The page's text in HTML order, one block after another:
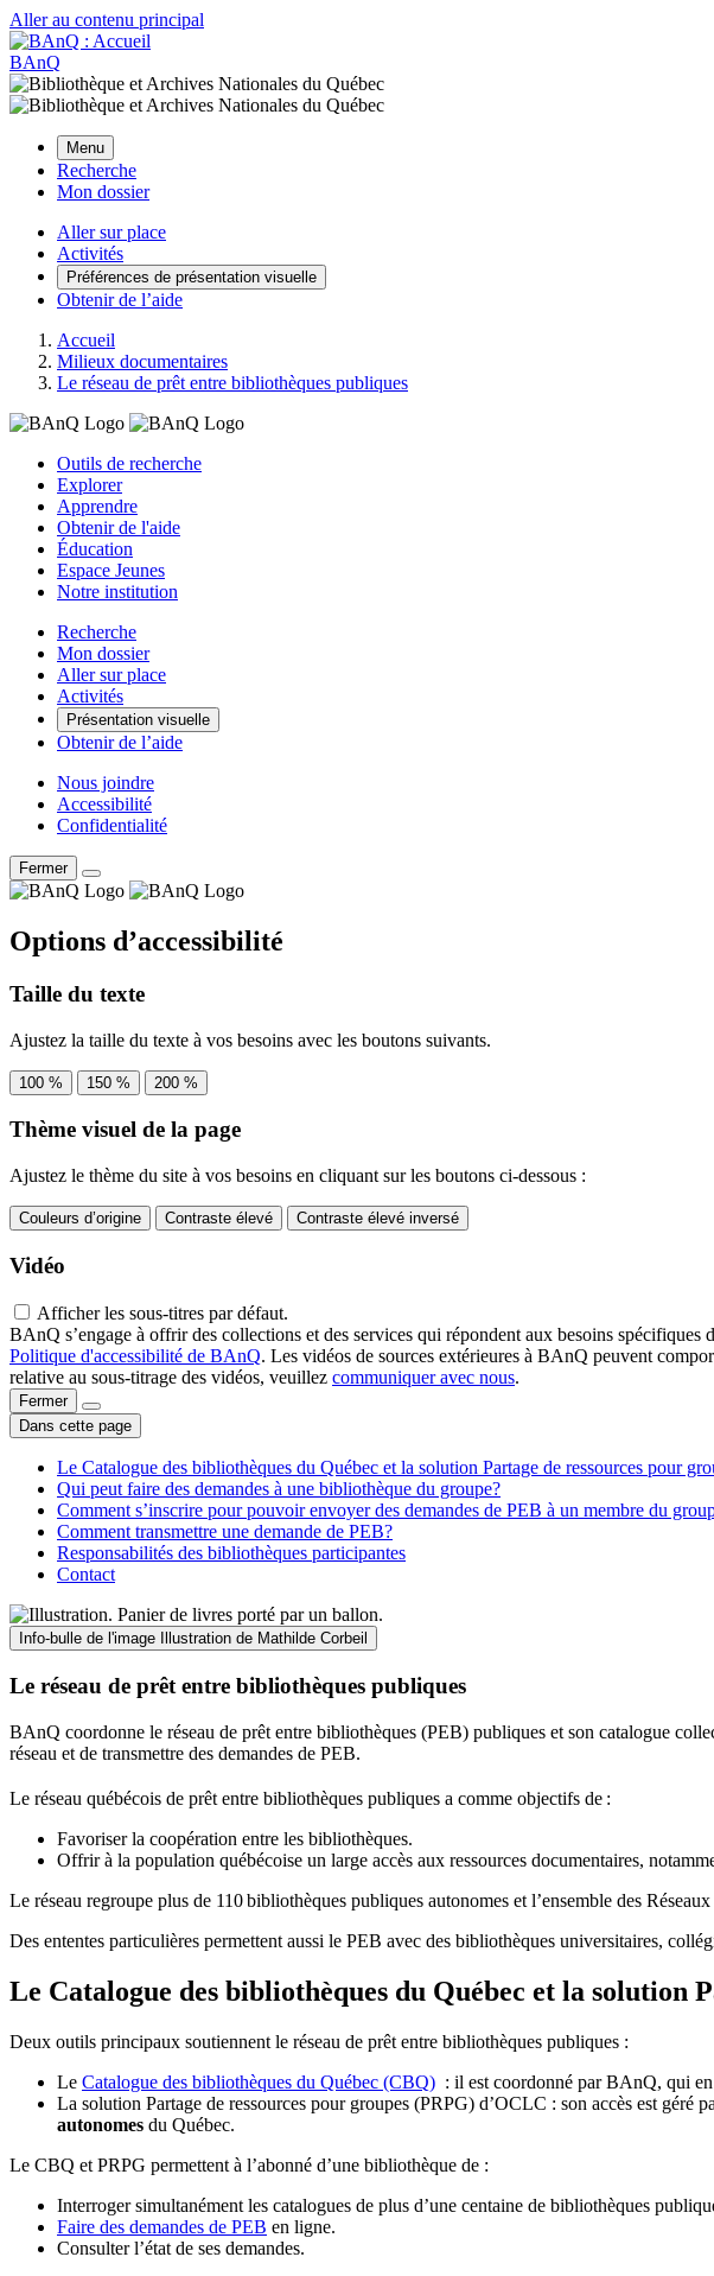
Aller au contenu principal
BAnQ
Menu
Recherche
Mon dossier
Aller sur place
Activités
Préférences de présentation visuelle
Obtenir de l’aide
Accueil
Milieux documentaires
Le réseau de prêt entre bibliothèques publiques
Outils de recherche
Explorer
Apprendre
Obtenir de l'aide
Éducation
Espace Jeunes
Notre institution
Recherche
Mon dossier
Aller sur place
Activités
Présentation visuelle
Obtenir de l’aide
Nous joindre
Accessibilité
Confidentialité
Fermer
Options d’accessibilité
Taille du texte
Ajustez la taille du texte à vos besoins avec les boutons suivants.
100 % 150 % 200 %
Thème visuel de la page
Ajustez le thème du site à vos besoins en cliquant sur les boutons ci-dessous :
Couleurs d’origine Contraste élevé Contraste élevé inversé
Vidéo
Afficher les sous-titres par défaut.
BAnQ s’engage à offrir des collections et des services qui répondent aux besoins spécifiques
Politique d'accessibilité de BAnQ. Les vidéos de sources extérieures à BAnQ peuvent
relative au sous-titrage des vidéos, veuillez communiquer avec nous.
Fermer
Dans cette page
Le Catalogue des bibliothèques du Québec et la solution Partage de ressources pour
Qui peut faire des demandes à une bibliothèque du groupe?
Comment s’inscrire pour pouvoir envoyer des demandes de PEB à un membre du
Comment transmettre une demande de PEB?
Responsabilités des bibliothèques participantes
Contact
Info-bulle de l'image Illustration de Mathilde Corbeil
Le réseau de prêt entre bibliothèques publiques
BAnQ coordonne le réseau de prêt entre bibliothèques (PEB) publiques et son catalogue
réseau et de transmettre des demandes de PEB.
Le réseau québécois de prêt entre bibliothèques publiques a comme objectifs de :
Favoriser la coopération entre les bibliothèques.
Offrir à la population québécoise un large accès aux ressources documentaires,
Le réseau regroupe plus de 110bibliothèques publiques autonomes et l’ensemble des Ré
Des ententes particulières permettent aussi le PEB avec des bibliothèques universitaires,
Le Catalogue des bibliothèques du Québec et la solution
Deux outils principaux soutiennent le réseau de prêt entre bibliothèques publiques :
Le Catalogue des bibliothèques du Québec (CBQ) : il est coordonné par BAnQ, qui en
La solution Partage de ressources pour groupes (PRPG) d’OCLC : son accès est
autonomes du Québec.
Le CBQ et PRPG permettent à l’abonné d’une bibliothèque de :
Interroger simultanément les catalogues de plus d’une centaine de bibliothèques
Faire des demandes de PEB en ligne.
Consulter l’état de ses demandes.